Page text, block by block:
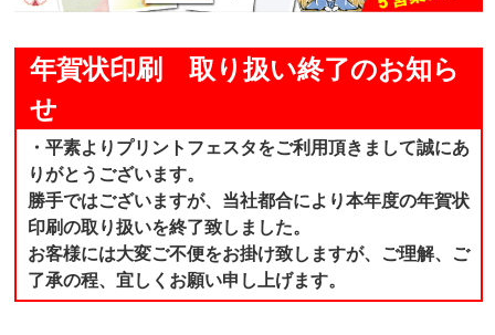
年賀状印刷 取り扱い終了のお知ら
せ
・平素よりプリントフェスタをご利用頂きまして誠にあ
りがとうございます。
勝手ではございますが、当社都合により本年度の年賀状
印刷の取り扱いを終了致しました。
お客様には大変ご不便をお掛け致しますが、ご理解、ご
了承の程、宜しくお願い申し上げます。